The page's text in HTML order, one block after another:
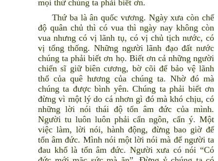
mọi thứ chúng ta phải biết ơn.
Thứ ba là ân quốc vương. Ngày xưa còn chế
độ quân chủ thì có vua thì ngày nay không còn
vua nhưng có vị lãnh tụ, có vị chủ tịch nước, có
vị tổng thống. Những người lãnh đạo đất nước
chúng ta phải biết ơn họ. Biết ơn cả những người
chiến sĩ giữ biên cương, bờ cõi để bảo vệ lãnh
thổ của quê hương của chúng ta. Nhờ đó mà
chúng ta được bình yên. Chúng ta phải biết ơn
đừng vì một lý do cá nhơn gì đó mà khó chịu, có
những lời nói thái độ tổn âm đức của mình.
Người tu luôn luôn phải cẩn ngôn, cẩn ý. Một
việc làm, lời nói, hành động, đừng bao giờ để
tổn âm đức. Mình nói một lời nói mà để người ta
đau khổ là tổn âm đức. Người xưa có nói “Có